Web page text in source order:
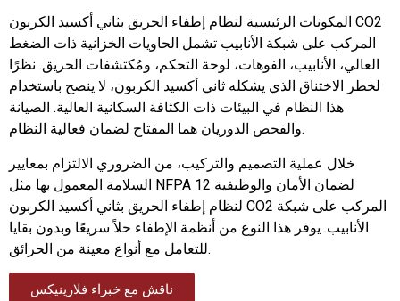
المكونات الرئيسية لنظام إطفاء الحريق بثاني أكسيد الكربون CO2
المركب على شبكة الأنابيب تشمل الحاويات الخزانية ذات الضغط
العالي، الأنابيب، الفوهات، لوحة التحكم، ومُكتشفات الحريق. نظرًا
لخطر الاختناق الذي يشكله ثاني أكسيد الكربون، لا ينصح باستخدام
هذا النظام في البيئات ذات الكثافة السكانية العالية. الصيانة
والفحص الدوريان هما المفتاح لضمان فعالية النظام.
خلال عملية التصميم والتركيب، من الضروري الالتزام بمعايير
السلامة المعمول بها مثل NFPA 12 لضمان الأمان والوظيفية
لنظام إطفاء الحريق بثاني أكسيد الكربون CO2 المركب على شبكة
الأنابيب. يوفر هذا النوع من أنظمة الإطفاء حلاً سريعًا وبدون بقايا
للتعامل مع أنواع معينة من الحرائق.
ناقش مع خبراء فلارينيكس